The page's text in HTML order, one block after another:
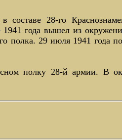
28-го
года вышел из
полка. 29 июля 1941 года
полку 28-й армии. В